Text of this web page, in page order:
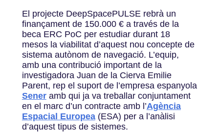
El projecte DeepSpacePULSE rebrà un
finançament de 150.000 € a través de la
beca ERC PoC per estudiar durant 18
mesos la viabilitat d’aquest nou concepte de
sistema autònom de navegació. L’equip,
amb una contribució important de la
investigadora Juan de la Cierva Emilie
Parent, rep el suport de l’empresa espanyola
Seneramb qui ja va treballar conjuntament
en el marc d’un contracte amb l’Agència
Espacial Europea(ESA) per a l’anàlisi
d’aquest tipus de sistemes.